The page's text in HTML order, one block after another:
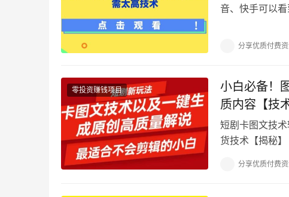
音、快手可以
分享优质付费
零投资赚钱项目
小白必备！
质内容【技
短剧卡图文技
货技术【揭秘
分享优质付费